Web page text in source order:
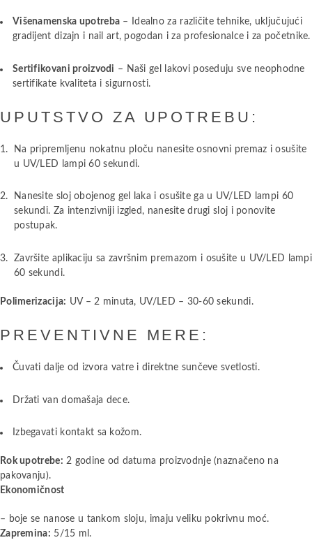
Višenamenska upotreba – Idealno za različite tehnike, uključujući
gradijent dizajn i nail art, pogodan i za profesionalce i za početnike.
Sertifikovani proizvodi – Naši gel lakovi poseduju sve neophodne
sertifikate kvaliteta i sigurnosti.
UPUTSTVO ZA UPOTREBU:
Na pripremljenu nokatnu ploču nanesite osnovni premaz i osušite
u UV/LED lampi 60 sekundi.
Nanesite sloj obojenog gel laka i osušite ga u UV/LED lampi 60
sekundi. Za intenzivniji izgled, nanesite drugi sloj i ponovite
postupak.
Završite aplikaciju sa završnim premazom i osušite u UV/LED lampi
60 sekundi.
Polimerizacija: UV – 2 minuta, UV/LED – 30-60 sekundi.
PREVENTIVNE MERE:
Čuvati dalje od izvora vatre i direktne sunčeve svetlosti.
Držati van domašaja dece.
Izbegavati kontakt sa kožom.
Rok upotrebe: 2 godine od datuma proizvodnje (naznačeno na
pakovanju).
Ekonomičnost
– boje se nanose u tankom sloju, imaju veliku pokrivnu moć.
Zapremina: 5/15 ml.